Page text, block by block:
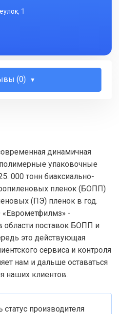
1
(0)
динамичная
упаковочные
000 тонн биаксиально-
пленок (БОПП)
(ПЭ) пленок в год.
«Еврометфилмз» -
области поставок БОПП и
это действующая
сервиса и контроля
нам и дальше оставаться
наших клиентов.
производителя